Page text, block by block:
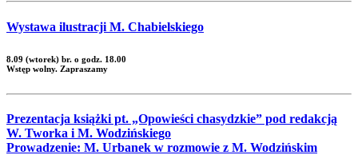
Wystawa ilustracji M. Chabielskiego
8.09 (wtorek) br. o godz. 18.00
Wstęp wolny. Zapraszamy
Prezentacja książki pt. „Opowieści chasydzkie” pod redakcją
W. Tworka i M. Wodzińskiego
Prowadzenie: M. Urbanek w rozmowie z M. Wodzińskim